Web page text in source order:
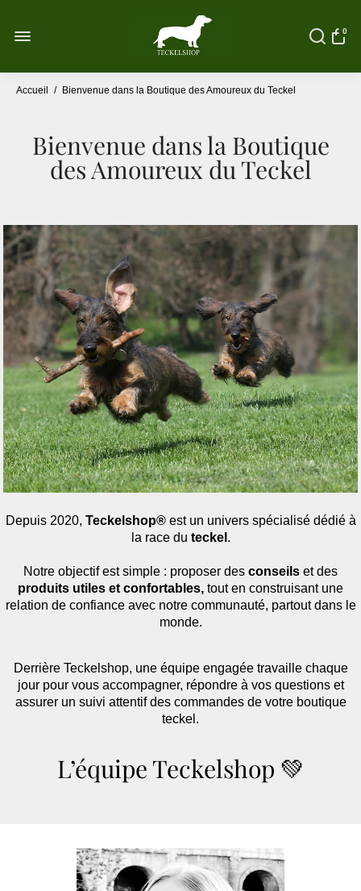
0
Accueil / Bienvenue dans la Boutique des Amoureux du Teckel
Bienvenue dans la Boutique
des Amoureux du Teckel
Depuis 2020, Teckelshop®est un univers spécialisé dédié à
la race du teckel .
Notre objectif est simple : proposer des conseils et des
produits utiles et confortables, tout en construisant une
relation de confiance avec notre communauté, partout dans le
monde.
Derrière Teckelshop, une équipe engagée travaille chaque
jour pour vous accompagner, répondre à vos questions et
assurer un suivi attentif des commandes de votre boutique
teckel.
L’équipe Teckelshop 💚